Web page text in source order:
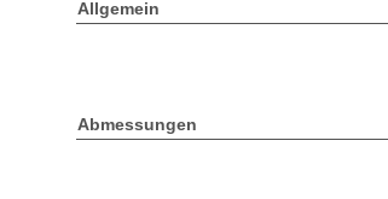
Allgemein
Abmessungen